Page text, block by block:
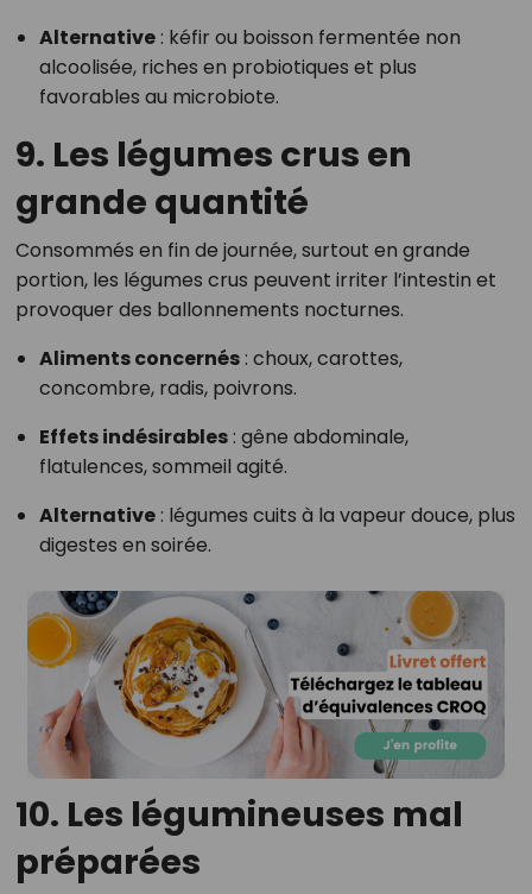
Alternative: kéfir ou boisson fermentée non
alcoolisée, riches en probiotiques et plus
favorables au microbiote.
9. Les légumes crus en
grande quantité
Consommés en fin de journée, surtout en grande
portion, les légumes crus peuvent irriter l’intestin et
provoquer des ballonnements nocturnes.
Aliments concernés: choux, carottes,
concombre, radis, poivrons.
Effets indésirables: gêne abdominale,
flatulences, sommeil agité.
Alternative: légumes cuits à la vapeur douce, plus
digestes en soirée.
10. Les légumineuses mal
préparées